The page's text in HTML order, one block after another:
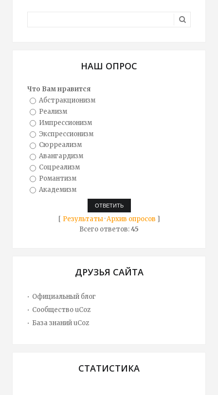
НАШ ОПРОС
Что Вам нравится
Абстракционизм
Реализм
Импрессионизм
Экспрессионизм
Сюрреализм
Авангардизм
Соцреализм
Романтизм
Академизм
[ Результаты·Архив опросов ]
Всего ответов:45
ДРУЗЬЯ САЙТА
Официальный блог
Сообщество uCoz
База знаний uCoz
СТАТИСТИКА